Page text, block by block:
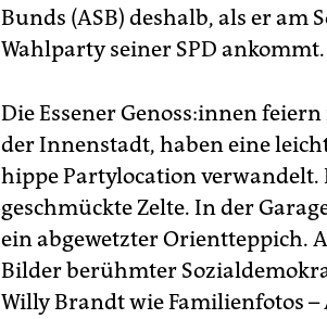
Bunds (ASB) deshalb, als er am
Wahlparty seiner SPD ankommt.
Die Essener Ge­nos­s:in­nen
der Innenstadt, haben eine
hippe Partylocation
geschmückte Zelte. In der
ein abgewetzter Orientteppich.
Bilder berühmter
Willy Brandt wie Familienfotos